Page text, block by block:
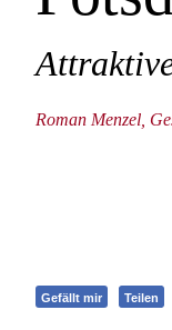
Roman Menzel,
Gefällt mir Teilen